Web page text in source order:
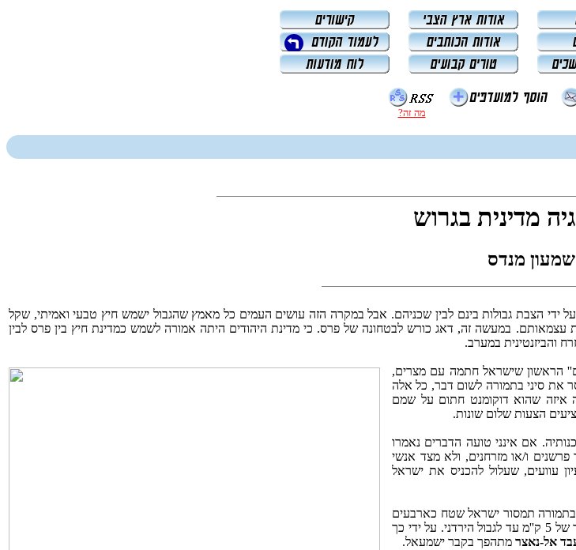
מה זה?
מדינית בגרוש
שמעון מנדס
הצבת גבולות בינם לבין שכניהם. אבל במקרה הזה עושים העמים כל מאמץ שהגבול ישמש חיץ טבעי ואמיתי, שקל
עצמאותם. במעשה זה, דאג כורש לבטחונה של פרס. כי מדינת היהודים היתה אמורה לשמש כמדינת חיץ בין פרס לבין
והביזנטינית במערב.
הראשון שישראל חתמה עם מצרים,
את סיני בתמורה לשום דבר, כל אלה
איזה שהוא דוקומנט חתום על שמם
הצעות שלום שונות.
אם אינני טועה הדברים נאמרו
ו/או מזרחנים, ולא מצד אנשי
עוועים, שעלול להכניס את ישראל
בתמורה תמסור ישראל שטח כארבעים
. אורך הרצועה יהיה כ-‏15 ק''מ, ובהמשכה תורשה מצרים לחפור מנהרה באורך של 5 ק''מ עד לגבול הירדני. על ידי כך
אל-נאצר מתהפך בקבר ישמעאל.